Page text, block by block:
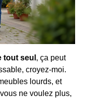
tout seul , ça peut
croyez-moi.
lourds, et
ne voulez plus,